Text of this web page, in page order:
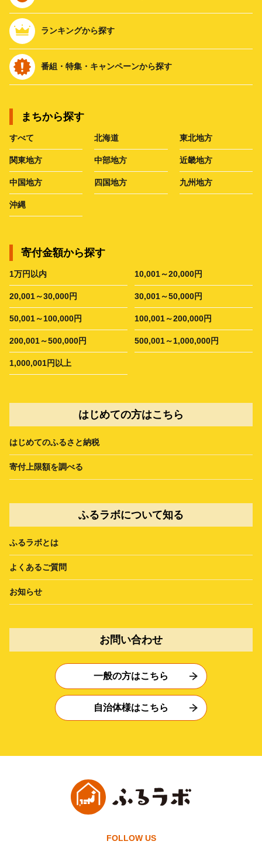
ランキングから探す
番組・特集・キャンペーンから探す
まちから探す
すべて 北海道 東北地方
関東地方 中部地方 近畿地方
中国地方 四国地方 九州地方
沖縄
寄付金額から探す
1万円以内 10,001～20,000円
20,001～30,000円 30,001～50,000円
50,001～100,000円 100,001～200,000円
200,001～500,000円 500,001～1,000,000円
1,000,001円以上
はじめての方はこちら
はじめてのふるさと納税
寄付上限額を調べる
ふるラボについて知る
ふるラボとは
よくあるご質問
お知らせ
お問い合わせ
一般の方はこちら
自治体様はこちら
FOLLOW US